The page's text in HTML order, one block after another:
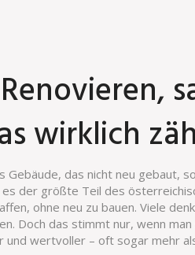
wirklich
Gebäude, das nicht neu gebaut,
der größte Teil des
ohne neu zu bauen. Viele
Doch das stimmt nur, wenn man
wertvoller – oft sogar mehr